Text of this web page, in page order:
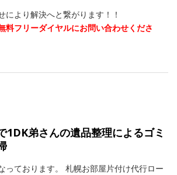
により解決へと繋がります！！
料フリーダイヤルにお問い合わせくださ
1DK弟さんの遺品整理によるゴミ
っております。 札幌お部屋片付け代行ロー